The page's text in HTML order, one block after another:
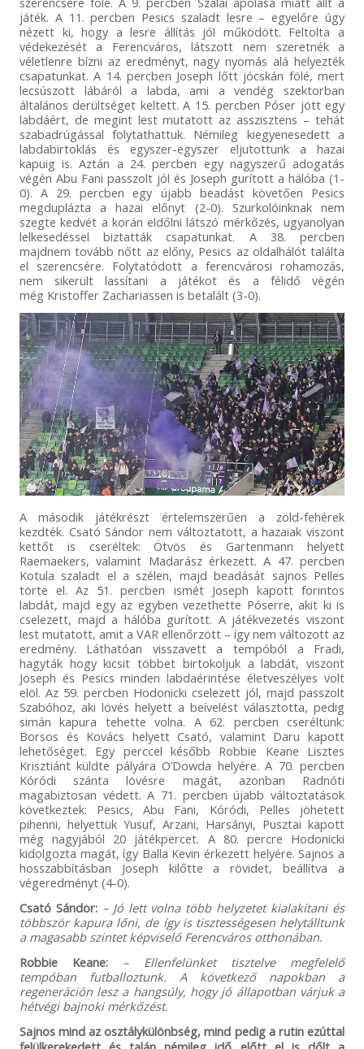
játék. A 11. percben Pesics szaladt lesre – egyelőre úgy
nézett ki, hogy a lesre állítás jól működött. Feltolta a
védekezését a Ferencváros, látszott nem szeretnék a
véletlenre bízni az eredményt, nagy nyomás alá helyezték
csapatunkat. A 14. percben Joseph lőtt jócskán fölé, mert
lecsúszott lábáról a labda, ami a vendég szektorban
általános derültséget keltett. A 15. percben Póser jött egy
labdáért, de megint lest mutatott az asszisztens – tehát
szabadrúgással folytathattuk. Némileg kiegyenesedett a
labdabirtoklás és egyszer-egyszer eljutottunk a hazai
kapuig is. Aztán a 24. percben egy nagyszerű adogatás
végén Abu Fani passzolt jól és Joseph gurított a hálóba (1-
0). A 29. percben egy újabb beadást követően Pesics
megduplázta a hazai előnyt (2-0). Szurkolóinknak nem
szegte kedvét a korán eldőlni látszó mérkőzés, ugyanolyan
lelkesedéssel biztatták csapatunkat. A 38. percben
majdnem tovább nőtt az előny, Pesics az oldalhálót találta
el szerencsére. Folytatódott a ferencvárosi rohamozás,
nem sikerült lassítani a játékot és a félidő végén
még Kristoffer Zachariassen is betalált (3-0).
A második játékrészt értelemszerűen a zöld-fehérek
kezdték. Csató Sándor nem változtatott, a hazaiak viszont
kettőt is cseréltek: Ötvös és Gartenmann helyett
Raemaekers, valamint Madarász érkezett. A 47. percben
Kotula szaladt el a szélen, majd beadását sajnos Pelles
törte el. Az 51. percben ismét Joseph kapott forintos
labdát, majd egy az egyben vezethette Póserre, akit ki is
cselezett, majd a hálóba gurított. A játékvezetés viszont
lest mutatott, amit a VAR ellenőrzött – így nem változott az
eredmény. Láthatóan visszavett a tempóból a Fradi,
hagyták hogy kicsit többet birtokoljuk a labdát, viszont
Joseph és Pesics minden labdaérintése életveszélyes volt
elöl. Az 59. percben Hodonicki cselezett jól, majd passzolt
Szabóhoz, aki lövés helyett a beívelést választotta, pedig
simán kapura tehette volna. A 62. percben cseréltünk:
Borsos és Kovács helyett Csató, valamint Daru kapott
lehetőséget. Egy perccel később Robbie Keane Lisztes
Krisztiánt küldte pályára O’Dowda helyére. A 70. percben
Kóródi szánta lövésre magát, azonban Radnóti
magabiztosan védett. A 71. percben újabb változtatások
következtek: Pesics, Abu Fani, Kóródi, Pelles jöhetett
pihenni, helyettük Yusuf, Arzani, Harsányi, Pusztai kapott
még nagyjából 20 játékpercet. A 80. percre Hodonicki
kidolgozta magát, így Balla Kevin érkezett helyére. Sajnos a
hosszabbításban Joseph kilőtte a rövidet, beállítva a
végeredményt (4-0).
Csató Sándor: – Jó lett volna több helyzetet kialakítani és
többször kapura lőni, de így is tisztességesen helytálltunk
a magasabb szintet képviselő Ferencváros otthonában.
Robbie Keane:
– Ellenfelünket tisztelve megfelelő
tempóban futballoztunk. A következő napokban a
regeneráción lesz a hangsúly, hogy jó állapotban várjuk a
hétvégi bajnoki mérkőzést.
Sajnos mind az osztálykülönbség, mind pedig a rutin ezúttal